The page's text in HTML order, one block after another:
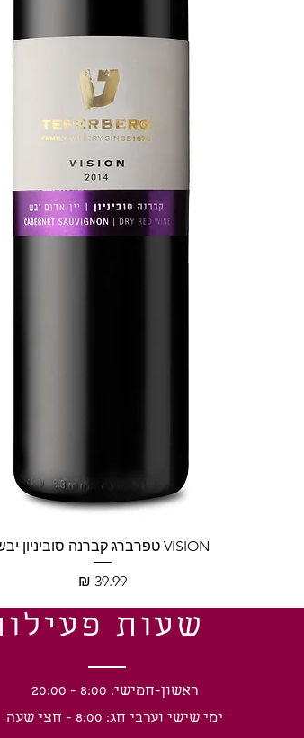
תצוגה מהירה
VISION טפרברג קברנה סוביניון יבש
מחיר
שעות
ראשון-חמישי: 8:00 - 20:00
ימי שישי וערבי חג: 8:00 - חצי שעה